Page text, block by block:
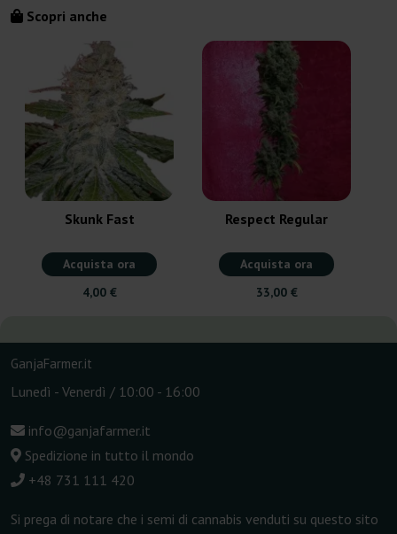
Scopri anche
Skunk Fast
Acquista ora
4,00 €
Respect Regular
Acquista ora
33,00 €
GanjaFarmer.it
Lunedì - Venerdì / 10:00 - 16:00
info@ganjafarmer.it
Spedizione in tutto il mondo
+48 731 111 420
Si prega di notare che i semi di cannabis venduti su questo sito